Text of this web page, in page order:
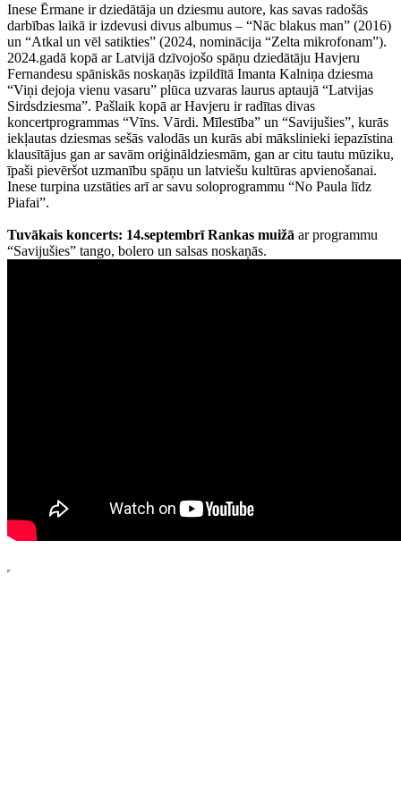
Inese Ērmane ir dziedātāja un dziesmu autore, kas savas radošās
darbības laikā ir izdevusi divus albumus – “Nāc blakus man” (2016)
un “Atkal un vēl satikties” (2024, nominācija “Zelta mikrofonam”).
2024.gadā kopā ar Latvijā dzīvojošo spāņu dziedātāju Havjeru
Fernandesu spāniskās noskaņās izpildītā Imanta Kalniņa dziesma
“Viņi dejoja vienu vasaru” plūca uzvaras laurus aptaujā “Latvijas
Sirdsdziesma”. Pašlaik kopā ar Havjeru ir radītas divas
koncertprogrammas “Vīns. Vārdi. Mīlestība” un “Savijušies”, kurās
iekļautas dziesmas sešās valodās un kurās abi mākslinieki iepazīstina
klausītājus gan ar savām oriģināldziesmām, gan ar citu tautu mūziku,
īpaši pievēršot uzmanību spāņu un latviešu kultūras apvienošanai.
Inese turpina uzstāties arī ar savu soloprogrammu “No Paula līdz
Piafai”.
Tuvākais koncerts: 14.septembrī Rankas muižā ar programmu
“Savijušies” tango, bolero un salsas noskaņās.